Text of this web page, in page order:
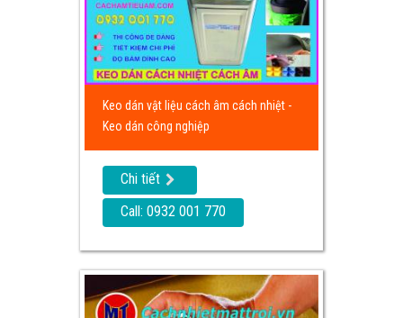
Keo dán vật liệu cách âm cách nhiệt -
Keo dán công nghiệp
Chi tiết
Call: 0932 001 770